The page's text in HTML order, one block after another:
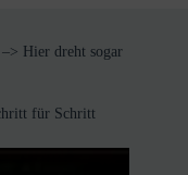
Hier dreht sogar
für Schritt